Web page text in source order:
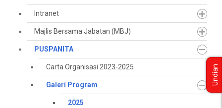
Intranet
Majlis Bersama Jabatan (MBJ)
PUSPANITA
Carta Organisasi 2023-2025
Galeri Program
2025
Undian